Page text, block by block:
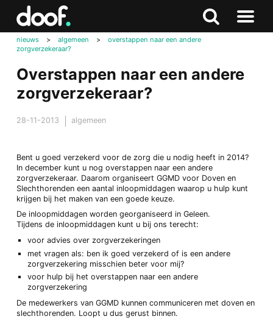
Zoeken
Naar
nieuws > algemeen >
overstappen naar een andere
zorgverzekeraar?
Overstappen naar een andere
zorgverzekeraar?
28-11-2013 algemeen
Bent u goed verzekerd voor de zorg die u nodig heeft in 2014?
In december kunt u nog overstappen naar een andere
zorgverzekeraar. Daarom organiseert GGMD voor Doven en
Slechthorenden een aantal inloopmiddagen waarop u hulp kunt
krijgen bij het maken van een goede keuze.
De inloopmiddagen worden georganiseerd in Geleen.
Tijdens de inloopmiddagen kunt u bij ons terecht:
voor advies over zorgverzekeringen
met vragen als: ben ik goed verzekerd of is een andere
zorgverzekering misschien beter voor mij?
voor hulp bij het overstappen naar een andere
zorgverzekering
De medewerkers van GGMD kunnen communiceren met doven en
slechthorenden. Loopt u dus gerust binnen.
Doof.nl
Zoeken